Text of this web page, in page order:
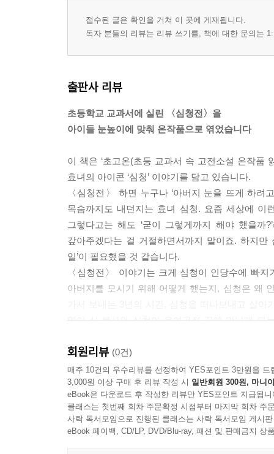
접수된 글은 확인을 거쳐 이 곳에 게재됩니다.
독자 분들의 리뷰는 리뷰 쓰기를, 책에 대한 문의는
출판사 리뷰
초등학교 교과서에 실린 〈심청전〉을
아이들 눈높이에 맞춰 온작품으로 엮었습니다
이 책은 ‘초고온(초등 교과서 속 고전소설 온작품
효녀의 아이콘 ‘심청’ 이야기를 담고 있습니다.
〈심청전〉 하면 누구나 ‘아버지 눈을 뜨게 하
목숨까지도 내던지는 효녀 심청. 요즘 세상에 이
그렇다고는 해도 ‘굳이 그렇게까지 해야 했을
갚아주겠다는 걸 거절하면서까지 말이죠. 하지
일’이 필요했을 것 같습니다.
〈심청전〉 이야기는 크게 심청이 인당수에 빠
아버지를 모시기 위해 어떻게 했는지, 심청은 왜
열어 심 봉사와 심청이 우여곡절 끝에 만나게 되
이 책은 〈심청전〉 온작품을 초등학생 눈높이에
이야기 뒤에 ‘10문 10답’을 두어 〈심청전〉을
전하는, 심 봉사와 청이의 애틋하고 가슴 찡한 이
회원리뷰 (0건)
매주 10건의 우수리뷰를 선정하여 YES포인트 3만원을 드
3,000원 이상 구매 후 리뷰 작성 시 일반회원 300원, 마니
eBook은 다운로드 후 작성한 리뷰만 YES포인트 지급됩니
클래스는 첫번째 회차 주문확정 시점부터 마지막 회차 주
사락 독서모임으로 진행된 클래스는 사락 독서모임 게시
eBook 페이백, CD/LP, DVD/Blu-ray, 패션 및 판매금지 상